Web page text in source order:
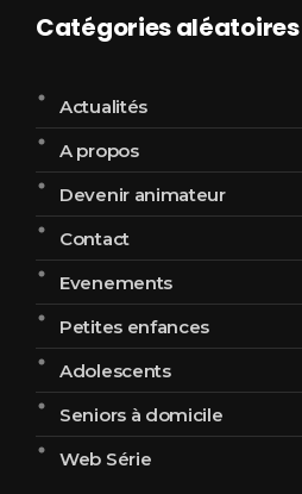
Catégories aléatoires
Actualités
A propos
Devenir animateur
Contact
Evenements
Petites enfances
Adolescents
Seniors à domicile
Web Série